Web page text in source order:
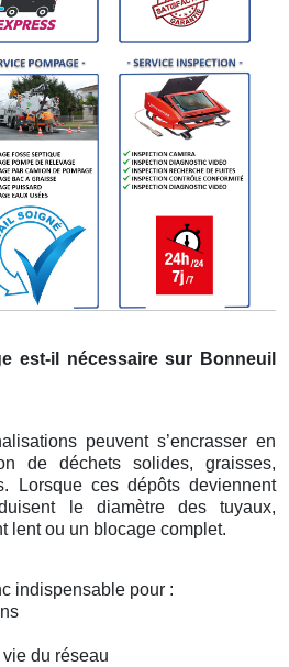
est-il nécessaire sur Bonneuil
peuvent s’encrasser en
de déchets solides, graisses,
Lorsque ces dépôts deviennent
le diamètre des tuyaux,
lent ou un blocage complet.
indispensable pour :
du réseau